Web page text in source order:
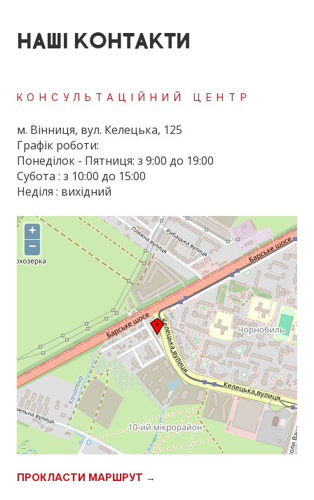
НАШІ КОНТАКТИ
КОНСУЛЬТАЦІЙНИЙ ЦЕНТР
м. Вінниця, вул. Келецька, 125
Графік роботи:
Понеділок - Пятниця: з 9:00 до 19:00
Субота : з 10:00 до 15:00
Неділя : вихідний
+
−
ПРОКЛАСТИ МАРШРУТ →